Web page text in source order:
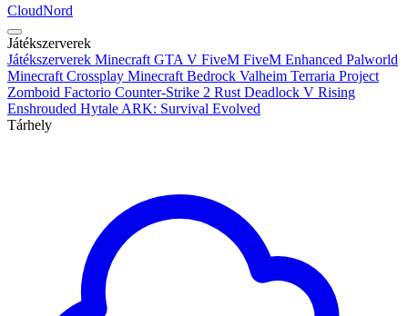
CloudNord
Játékszerverek
Játékszerverek Minecraft GTA V FiveM FiveM Enhanced Palworld
Minecraft Crossplay Minecraft Bedrock Valheim Terraria Project
Zomboid Factorio Counter-Strike 2 Rust Deadlock V Rising
Enshrouded Hytale ARK: Survival Evolved
Tárhely